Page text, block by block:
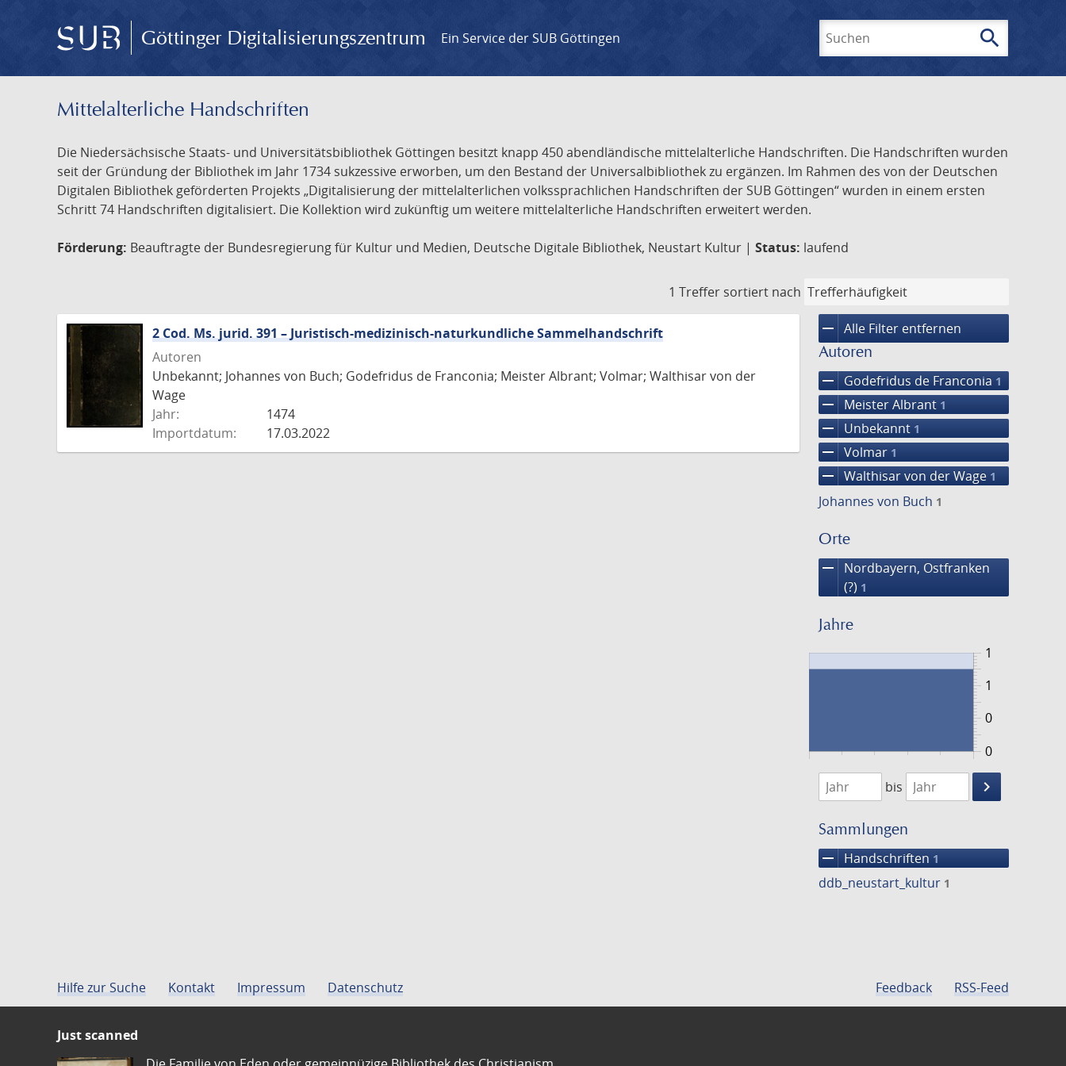
Göttinger Digitalisierungszentrum Ein Service der SUB Göttingen search
Mittelalterliche Handschriften
Die Niedersächsische Staats- und Universitätsbibliothek Göttingen besitzt knapp 450 abendländische mittelalterliche Handschriften. Die Handschriften wurden
seit der Gründung der Bibliothek im Jahr 1734 sukzessive erworben, um den Bestand der Universalbibliothek zu ergänzen. Im Rahmen des von der Deutschen
Digitalen Bibliothek geförderten Projekts „Digitalisierung der mittelalterlichen volkssprachlichen Handschriften der SUB Göttingen“ wurden in einem ersten
Schritt 74 Handschriften digitalisiert. Die Kollektion wird zukünftig um weitere mittelalterliche Handschriften erweitert werden.
Förderung: Beauftragte der Bundesregierung für Kultur und Medien, Deutsche Digitale Bibliothek, Neustart Kultur | Status: laufend
1 Treffer sortiert nach
remove Alle Filter entfernen
Autoren
remove Godefridus de Franconia 1
remove Meister Albrant 1
remove Unbekannt 1
remove Volmar 1
remove Walthisar von der Wage 1
Johannes von Buch 1
Orte
remove
Nordbayern, Ostfranken
(?) 1
Jahre
0
1
0
1
1474
1475
bis
keyboard_arrow_right
Suche
Sammlungen
remove Handschriften 1
ddb_neustart_kultur 1
2 Cod. Ms. jurid. 391 – Juristisch-medizinisch-naturkundliche Sammelhandschrift
Autoren
Unbekannt; Johannes von Buch; Godefridus de Franconia; Meister Albrant; Volmar; Walthisar von der
Wage
Jahr:
1474
Importdatum:
17.03.2022
Hilfe zur Suche Kontakt Impressum Datenschutz Feedback RSS-Feed
Just scanned